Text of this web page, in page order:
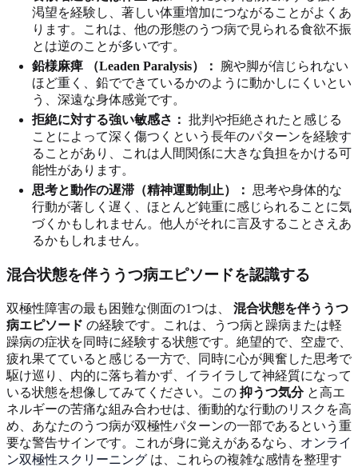
渇望を経験し、著しい体重増加につながることがよくあ
ります。これは、他の形態のうつ病で見られる食欲不振
とは逆のことが多いです。
鉛様麻痺 （Leaden Paralysis）：
腕や脚が信じられない
ほど重く、鉛でできているかのように動かしにくいとい
う、深遠な身体感覚です。
拒絶に対する強い敏感さ： 批判や拒絶されたと感じる
ことによって深く傷つくという長年のパターンを経験す
ることがあり、これは人間関係に大きな負担をかける可
能性があります。
思考と動作の遅滞（精神運動制止）：
思考や身体的な
行動が著しく遅く、ほとんど鈍重に感じられることに気
づくかもしれません。他人がそれに言及することさえあ
るかもしれません。
混合状態を伴ううつ病エピソードを認識する
双極性障害の最も困難な側面の1つは、 混合状態を伴ううつ
病エピソード の経験です。これは、うつ病と躁病または軽
躁病の症状を同時に経験する状態です。絶望的で、空虚で、
疲れ果てていると感じる一方で、同時に心が興奮した思考で
駆け巡り、内的に落ち着かず、イライラして神経質になって
いる状態を想像してみてください。この 抑うつ気分と高エ
ネルギーの苦痛な組み合わせは、衝動的な行動のリスクを高
め、あなたのうつ病が双極性パターンの一部であるという重
要な警告サインです。これが身に覚えがあるなら、 オンライ
ン双極性スクリーニング は、これらの複雑な感情を整理す